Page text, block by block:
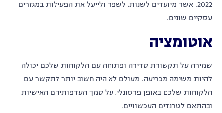
2022. אשר מיועדים לשנות, לשפר ולייעל את הפעילות במגזרים
עסקיים שונים.
אוטומציה
שמירה על תקשורת סדירה ופתוחה עם הלקוחות שלכם יכולה
להיות משימה מכריעה. מעולם לא היה חשוב יותר לתקשר עם
הלקוחות שלכם באופן פרסונלי, על סמך העדפותיהם האישיות
ובהתאם לטרנדים העכשוויים.